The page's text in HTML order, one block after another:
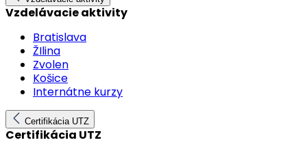
Vzdelávacie aktivity
Bratislava
ŽIlina
Zvolen
Košice
Internátne kurzy
Certifikácia UTZ
Certifikácia UTZ